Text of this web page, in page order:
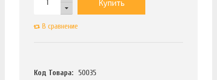
Купить
В сравнение
Код Товара:
50035